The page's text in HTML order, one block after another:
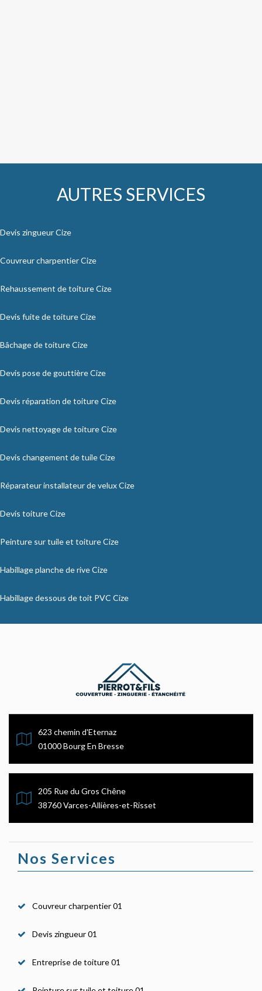
AUTRES SERVICES
Devis zingueur Cize
Couvreur charpentier Cize
Rehaussement de toiture Cize
Devis fuite de toiture Cize
Bâchage de toiture Cize
Devis pose de gouttière Cize
Devis réparation de toiture Cize
Devis nettoyage de toiture Cize
Devis changement de tuile Cize
Réparateur installateur de velux Cize
Devis toiture Cize
Peinture sur tuile et toiture Cize
Habillage planche de rive Cize
Habillage dessous de toit PVC Cize
623 chemin d'Eternaz
01000 Bourg En Bresse
205 Rue du Gros Chêne
38760 Varces-Allières-et-Risset
Nos Services
Couvreur charpentier 01
Devis zingueur 01
Entreprise de toiture 01